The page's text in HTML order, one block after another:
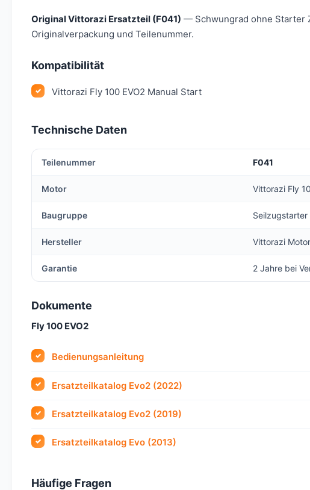
Original Vittorazi Ersatzteil (F041) — Schwungrad ohne Starter
Originalverpackung und Teilenummer.
Kompatibilität
Vittorazi Fly 100 EVO2 Manual Start
Technische Daten
Teilenummer F041
Motor Vittorazi Fly
Baugruppe Seilzugstarter
Hersteller Vittorazi
Garantie 2 Jahre bei
Dokumente
Fly 100 EVO2
Bedienungsanleitung
Ersatzteilkatalog Evo2 (2022)
Ersatzteilkatalog Evo2 (2019)
Ersatzteilkatalog Evo (2013)
Häufige Fragen